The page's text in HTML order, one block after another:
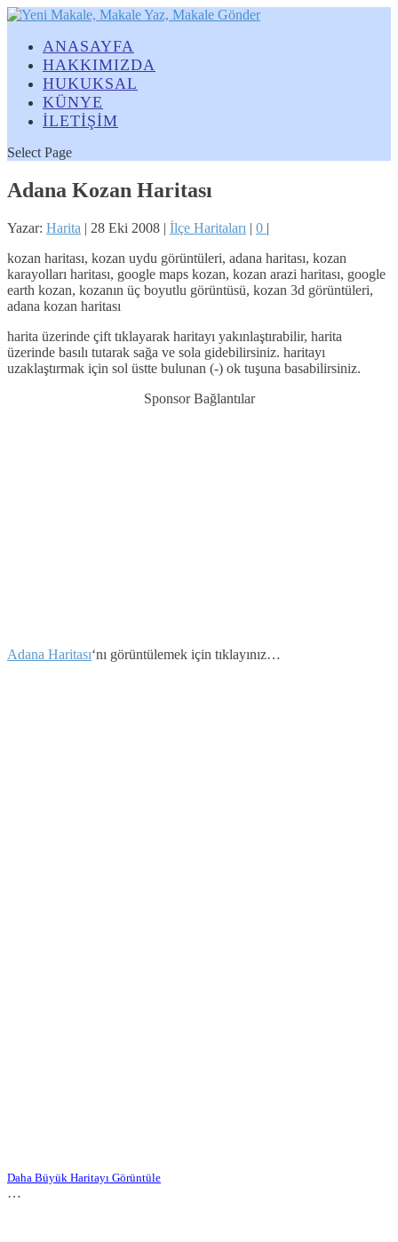
ANASAYFA
HAKKIMIZDA
HUKUKSAL
KÜNYE
İLETİŞİM
Select Page
Adana Kozan Haritası
Yazar: Harita | 28 Eki 2008 | İlçe Haritaları | 0 |
kozan haritası, kozan uydu görüntüleri, adana haritası, kozan
karayolları haritası, google maps kozan, kozan arazi haritası, google
earth kozan, kozanın üç boyutlu görüntüsü, kozan 3d görüntüleri,
adana kozan haritası
harita üzerinde çift tıklayarak haritayı yakınlaştırabilir, harita
üzerinde basılı tutarak sağa ve sola gidebilirsiniz. haritayı
uzaklaştırmak için sol üstte bulunan (-) ok tuşuna basabilirsiniz.
Sponsor Bağlantılar
Adana Haritası‘nı görüntülemek için tıklayınız…
Daha Büyük Haritayı Görüntüle
…